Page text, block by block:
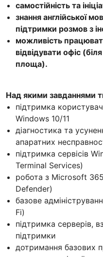
самостійність та
знання англійської
підтримки розмов з
можливість
відвідувати офіс
площа).
Над якими завданнями
підтримка
Windows 10/11
діагностика та
апаратних
підтримка сервісів
Terminal Services)
робота з Microsoft
Defender)
базове
Fi)
підтримка серверів,
підтримки
дотримання базових